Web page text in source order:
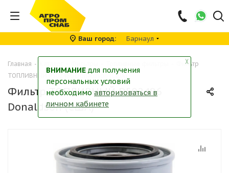
Ваш город Барнаул
Главная -
Фильтр
ТОПЛИВНЫЙ P502486 Donaldson (США)
Фильтр ТОПЛИВНЫЙ P502486
Donaldson (США)
╳
ВНИМАНИЕ для получения
персональных условий
необходимо авторизоваться в
личном кабинете